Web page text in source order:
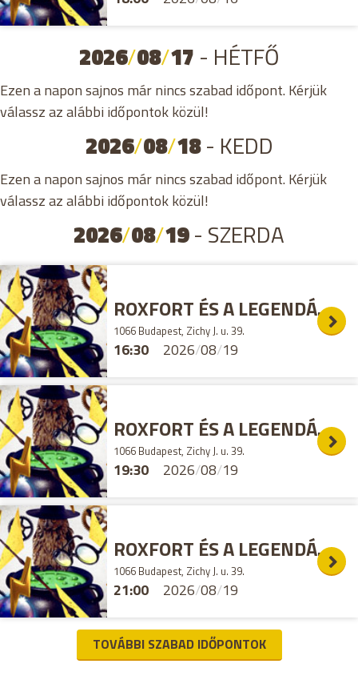
2026/08/17 - HÉTFŐ
Ezen a napon sajnos már nincs szabad időpont. Kérjük
válassz az alábbi időpontok közül!
2026/08/18- KEDD
Ezen a napon sajnos már nincs szabad időpont. Kérjük
válassz az alábbi időpontok közül!
2026/08/19- SZERDA
2026/08/19
16:30
ROXFORT ÉS A LEGENDÁS ÁLLATOK SZABADULÓSZOBA
1066 Budapest, Zichy J. u. 39.
2026/08/19
19:30
ROXFORT ÉS A LEGENDÁS ÁLLATOK SZABADULÓSZOBA
1066 Budapest, Zichy J. u. 39.
2026/08/19
21:00
ROXFORT ÉS A LEGENDÁS ÁLLATOK SZABADULÓSZOBA
1066 Budapest, Zichy J. u. 39.
TOVÁBBI SZABAD IDŐPONTOK